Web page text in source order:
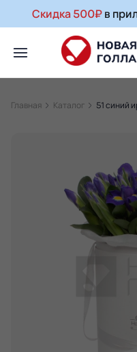
Скидка 500₽в
Главная Каталог 51 синий